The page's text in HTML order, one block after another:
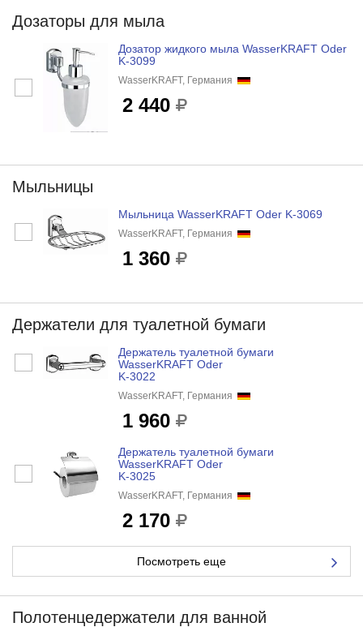
Дозаторы для мыла
Дозатор жидкого мыла WasserKRAFT Oder
K-3099
WasserKRAFT, Германия
2 440
Мыльницы
Мыльница WasserKRAFT Oder K-3069
WasserKRAFT, Германия
1 360
Держатели для туалетной бумаги
Держатель туалетной бумаги
WasserKRAFT Oder
K-3022
WasserKRAFT, Германия
1 960
Держатель туалетной бумаги
WasserKRAFT Oder
K-3025
WasserKRAFT, Германия
2 170
Посмотреть еще
Полотенцедержатели для ванной